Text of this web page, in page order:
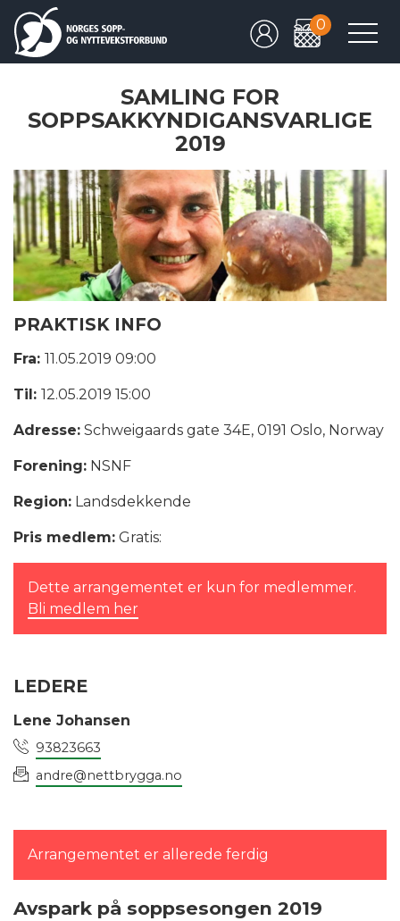
0
SAMLING FOR
SOPPSAKKYNDIGANSVARLIGE
2019
PRAKTISK INFO
Fra: 11.05.2019 09:00
Til: 12.05.2019 15:00
Adresse: Schweigaards gate 34E, 0191 Oslo, Norway
Forening: NSNF
Region: Landsdekkende
Pris medlem: Gratis:
Dette arrangementet er kun for medlemmer.
Bli medlem her
LEDERE
Lene Johansen
93823663
andre@nettbrygga.no
Arrangementet er allerede ferdig
Avspark på soppsesongen 2019